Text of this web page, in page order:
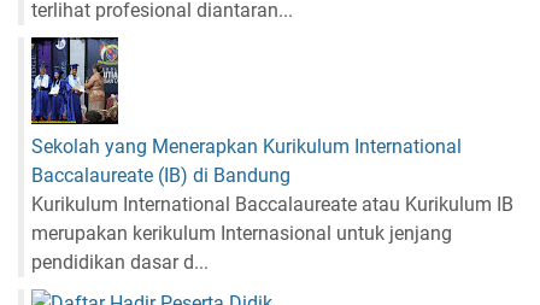
terlihat profesional diantaran...
Sekolah yang Menerapkan Kurikulum International
Baccalaureate (IB) di Bandung
Kurikulum International Baccalaureate atau Kurikulum IB
merupakan kerikulum Internasional untuk jenjang
pendidikan dasar d...